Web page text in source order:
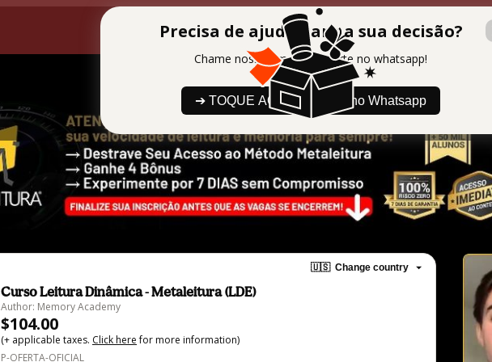
Precisa de ajuda para a sua decisão?
Chame nosso time de suporte no whatsapp!
➔ TOQUE AQUI para falar no Whatsapp
00 : 19 : 39 Últimas Vagas com
🇺🇸 Change country
Curso Leitura Dinâmica - Metaleitura (LDE)
Author: Memory Academy
$104.00
(+ applicable taxes. Click herefor more information)
P-OFERTA-OFICIAL